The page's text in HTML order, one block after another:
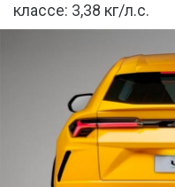
классе: 3,38 кг/л.с.